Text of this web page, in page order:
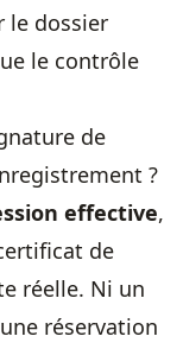
le dossier
le contrôle
de
?
effective,
de
réelle. Ni un
réservation